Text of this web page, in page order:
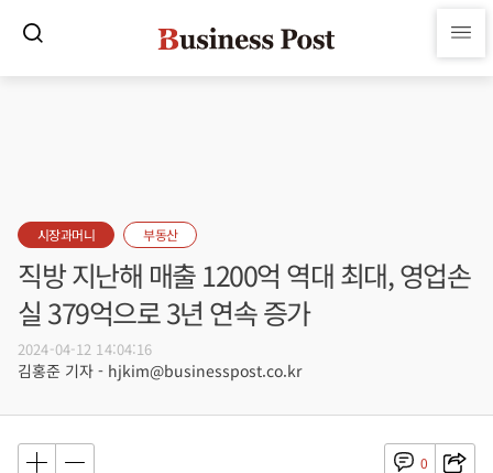
시장과머니 부동산
직방 지난해 매출 1200억 역대 최대, 영업손
실 379억으로 3년 연속 증가
2024-04-12 14:04:16
김홍준 기자 - hjkim@businesspost.co.kr
0